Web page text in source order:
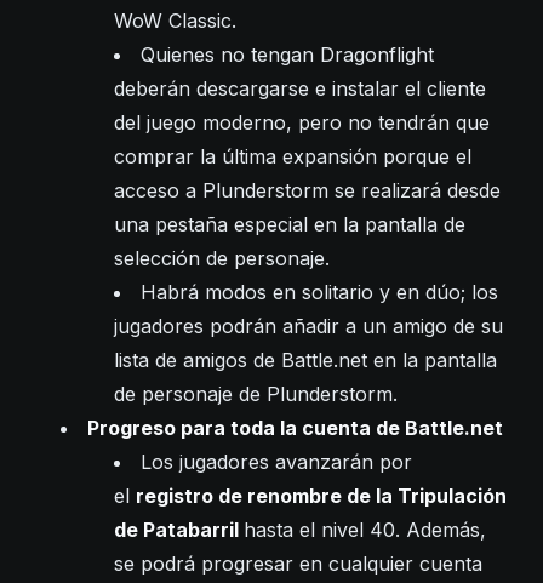
WoW Classic.
Quienes no tengan Dragonflight
deberán descargarse e instalar el cliente
del juego moderno, pero no tendrán que
comprar la última expansión porque el
acceso a Plunderstorm se realizará desde
una pestaña especial en la pantalla de
selección de personaje.
Habrá modos en solitario y en dúo; los
jugadores podrán añadir a un amigo de su
lista de amigos de Battle.net en la pantalla
de personaje de Plunderstorm.
Progreso para toda la cuenta de Battle.net
Los jugadores avanzarán por
el registro de renombre de la Tripulación
de Patabarril hasta el nivel 40. Además,
se podrá progresar en cualquier cuenta